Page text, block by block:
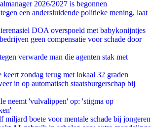
2026/2027 is begonnen
een andersluidende politieke mening, laat
DOA overspoeld met babykonijntjes
geen compensatie voor schade door
verwarde man die agenten stak met
keert zondag terug met lokaal 32 graden
in op automatisch staatsburgerschap bij
neemt 'vulvalippen' op: 'stigma op
miljard boete voor mentale schade bij jongeren